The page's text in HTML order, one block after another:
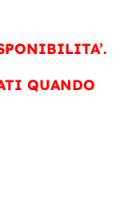
QUANDO